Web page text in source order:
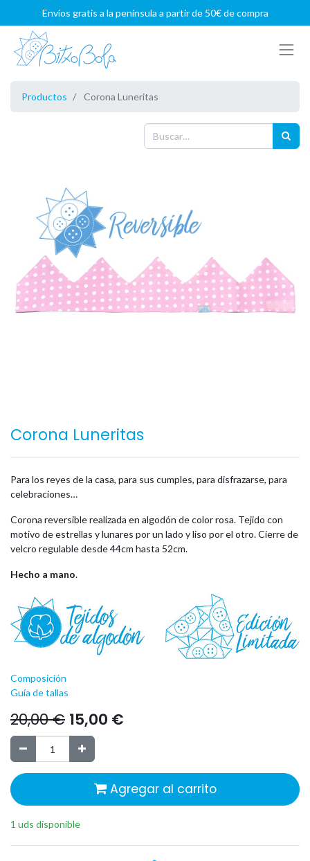
Envíos gratis a la península a partir de 50€ de compra
Productos Corona Luneritas
Corona Luneritas
Para los reyes de la casa, para sus cumples, para disfrazarse, para
celebraciones…
Corona reversible realizada en algodón de color rosa. Tejido con
motivo de estrellas y lunares por un lado y liso por el otro. Cierre de
velcro regulable desde 44cm hasta 52cm.
Hecho a mano.
Composición
Guía de tallas
20,00€ 15,00 €
Agregar al carrito
1 uds disponible